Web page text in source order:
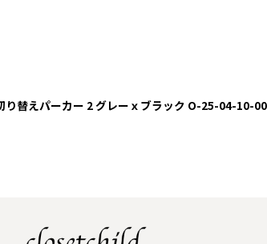
り替えパーカー 2 グレーｘブラック O-25-04-10-